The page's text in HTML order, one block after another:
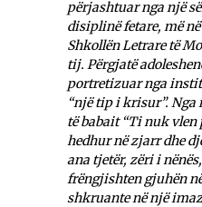
përjashtuar nga një
disiplinë fetare, më
Shkollën Letrare të
tij. Përgjatë
portretizuar nga
“një tip i krisur”. Nga
të babait “Ti nuk vlen
hedhur në zjarr dhe
ana tjetër, zëri i
frëngjishten gjuhën
shkruante në një